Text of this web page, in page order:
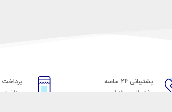
پشتیبانی ۲۴ ساعته
پشتیبانی حرفه ای پرداخت